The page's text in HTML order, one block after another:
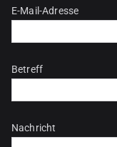
E-Mail-Adresse
Betreff
Nachricht